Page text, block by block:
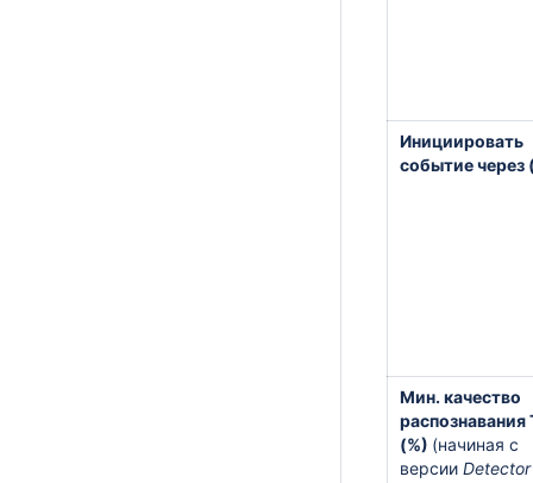
Инициировать
событие через
Мин. качество
распознавания
(%) (начиная с
версии Detector